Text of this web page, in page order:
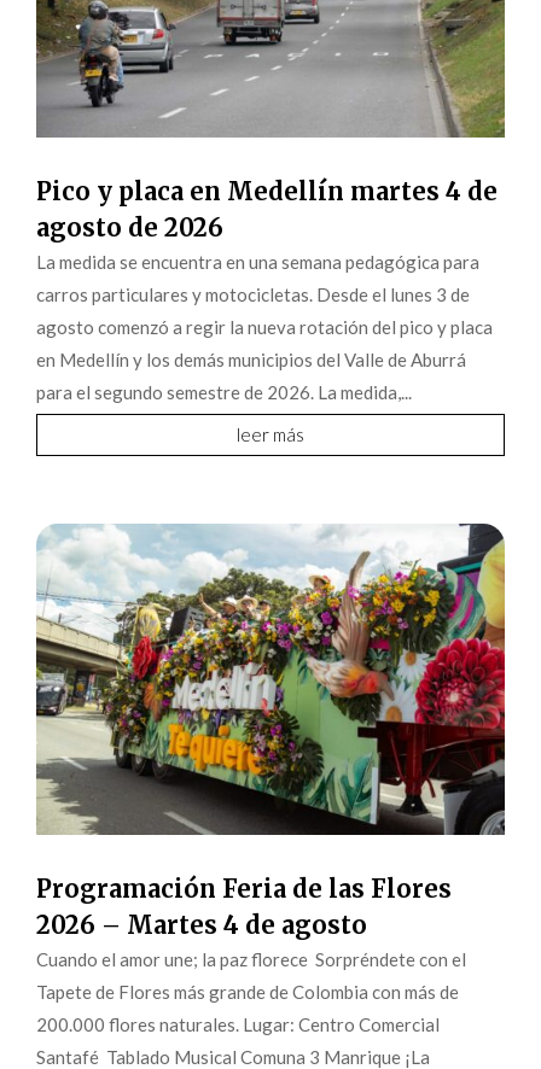
Pico y placa en Medellín martes 4 de
agosto de 2026
La medida se encuentra en una semana pedagógica para
carros particulares y motocicletas. Desde el lunes 3 de
agosto comenzó a regir la nueva rotación del pico y placa
en Medellín y los demás municipios del Valle de Aburrá
para el segundo semestre de 2026. La medida,...
leer más
Programación Feria de las Flores
2026 – Martes 4 de agosto
Cuando el amor une; la paz florece Sorpréndete con el
Tapete de Flores más grande de Colombia con más de
200.000 flores naturales. Lugar: Centro Comercial
Santafé Tablado Musical Comuna 3 Manrique ¡La